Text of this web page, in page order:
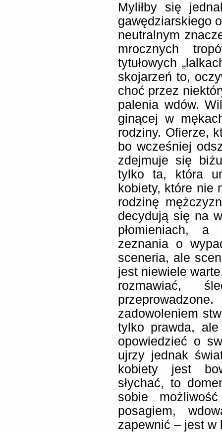
Myliłby się
gawędziarskiego
neutralnym
mrocznych
tytułowych
skojarzeń to,
choć przez
palenia wdów.
ginącej w
rodziny. Ofierze,
bo wcześniej
zdejmuje się
tylko ta, która
kobiety, które nie
rodzinę
decydują się na
płomieniach, a
zeznania o
sceneria, ale
jest niewiele
rozmawiać,
zadowoleniem
tylko prawda,
opowiedzieć o
ujrzy jednak
kobiety jest
słychać, to
sobie
posagiem,
zapewnić – jest w